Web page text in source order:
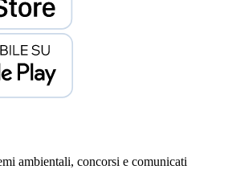
ambientali, concorsi e comunicati